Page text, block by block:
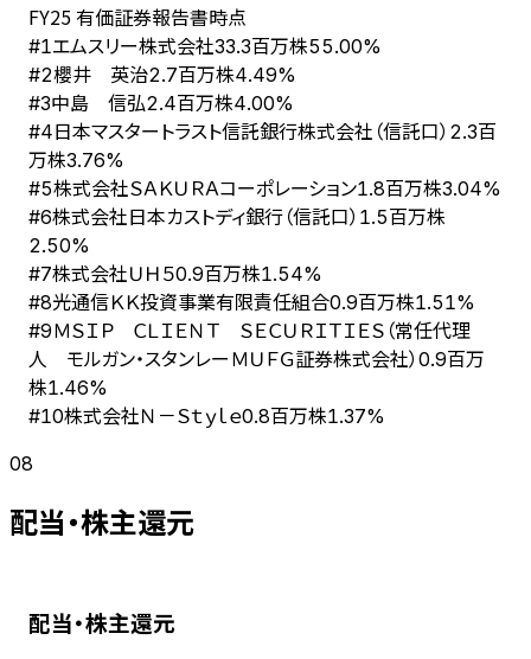
FY25 有価証券報告書時点
#1エムスリー株式会社33.3百万株55.00%
#2櫻井 英治2.7百万株4.49%
#3中島 信弘2.4百万株4.00%
#4日本マスタートラスト信託銀行株式会社（信託口） 2.3百
万株3.76%
#5株式会社ＳＡＫＵＲＡコーポレーション1.8百万株3.04%
#6株式会社日本カストディ銀行（信託口） 1.5百万株
2.50%
#7株式会社ＵＨ５0.9百万株1.54%
#8光通信ＫＫ投資事業有限責任組合0.9百万株1.51%
#9ＭＳＩＰ ＣＬＩＥＮＴ ＳＥＣＵＲＩＴＩＥＳ（常任代理
人 モルガン・スタンレーＭＵＦＧ証券株式会社） 0.9百万
株1.46%
#10株式会社Ｎ－Ｓｔｙｌｅ0.8百万株1.37%
08
配当・株主還元
配当・株主還元